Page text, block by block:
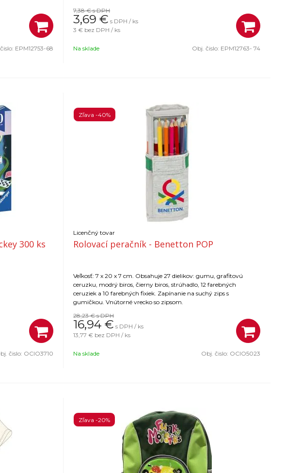
EPM12753-68
7,38 €s DPH
3,69 € s DPH / ks
3 € bez DPH / ks
Na sklade Obj. čislo: EPM12763- 74
300 ks
čislo: OCIO3710
Licenčný tovar
Rolovací peračník - Benetton POP
Zľava -40%
Veľkosť: 7 x 20 x 7 cm. Obsahuje 27 dielikov: gumu, grafitovú
ceruzku, modrý biros, čierny biros, strúhadlo, 12 farebných
ceruziek a 10 farebných fixiek. Zapínanie na suchý zips s
gumičkou. Vnútorné vrecko so zipsom.
28,23 €s DPH
16,94 € s DPH / ks
13,77 € bez DPH / ks
Na sklade Obj. čislo: OCIO5023
Zľava -20%